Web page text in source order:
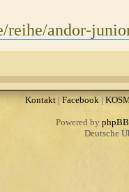
reihe/andor-
Kontakt| Facebook |
Powered by phpBB
Deutsche